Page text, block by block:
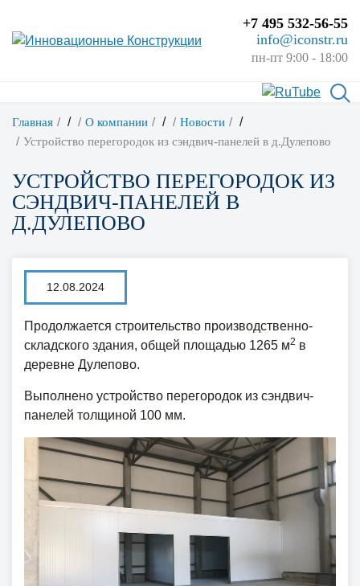
+7 495 532-56-55
info@iconstr.ru
пн-пт 9:00 - 18:00
Главная / О компании / Новости /
Устройство перегородок из сэндвич-панелей в д.Дулепово
УСТРОЙСТВО ПЕРЕГОРОДОК ИЗ
СЭНДВИЧ-ПАНЕЛЕЙ В
Д.ДУЛЕПОВО
12.08.2024
Продолжается строительство производственно-
складского здания, общей площадью 1265 м2 в
деревне Дулепово.
Выполнено устройство перегородок из сэндвич-
панелей толщиной 100 мм.